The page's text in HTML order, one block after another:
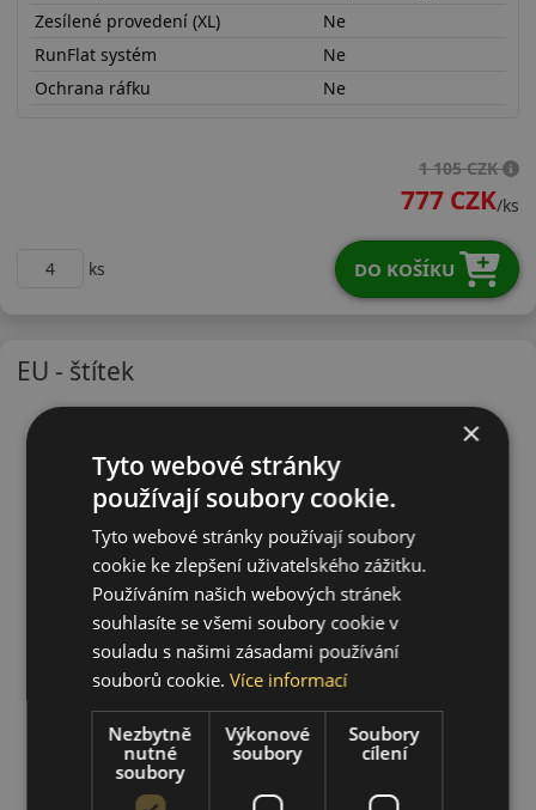
Zesílené provedení (XL)
Ne
RunFlat systém
Ne
Ochrana ráfku
Ne
1 105 CZK
777 CZK/ks
ks DO KOŠÍKU
EU - štítek
×
Tyto webové stránky
používají soubory cookie.
Tyto webové stránky používají soubory
cookie ke zlepšení uživatelského zážitku.
Používáním našich webových stránek
souhlasíte se všemi soubory cookie v
souladu s našimi zásadami používání
souborů cookie.Více informací
Nezbytně
nutné
soubory
Výkonové
soubory
Soubory
cílení